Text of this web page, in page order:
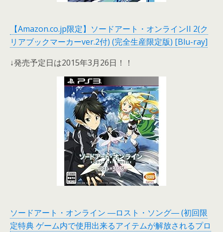
【Amazon.co.jp限定】ソードアート・オンラインII 2(ク
リアブックマーカーver.2付) (完全生産限定版) [Blu-ray]
↓発売予定日は2015年3月26日！！
ソードアート・オンライン ―ロスト・ソング― (初回限
定特典 ゲーム内で使用出来るアイテムが解放されるプロ